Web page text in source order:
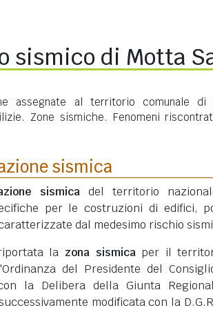
sismico di Motta
assegnate al territorio comunale di
Zone sismiche. Fenomeni
sismica
sismica del territorio
per le costruzioni di edifici,
dal medesimo rischio
la zona sismicaper il
del Presidente del
la Delibera della Giunta
modificata con la